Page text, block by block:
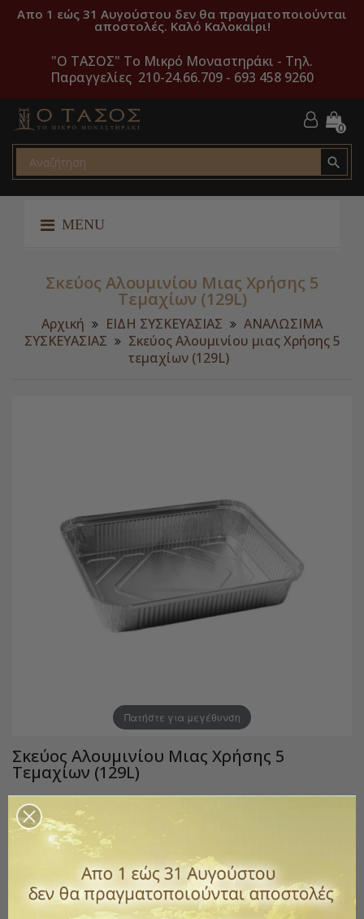
Απο 1 εώς 31 Αυγούστου δεν θα πραγματοποιούνται
αποστολές. Καλό Καλοκαίρι!
"O ΤΑΣΟΣ" Το Μικρό Μοναστηράκι - Τηλ.
Παραγγελίες 210-24.66.709 - 693 458 9260
0

MENU
Σκεύος Αλουμινίου Μιας Χρήσης 5
Τεμαχίων (129L)
Αρχική ΕΙΔΗ ΣΥΣΚΕΥΑΣΙΑΣ
ΑΝΑΛΩΣΙΜΑ
ΣΥΣΚΕΥΑΣΙΑΣ
Σκεύος Αλουμινίου μιας Χρήσης 5
τεμαχίων (129L)
Πατήστε για μεγέθυνση
Σκεύος Αλουμινίου Μιας Χρήσης 5
Τεμαχίων (129L)
Κωδικός 605-coc129L
1,60 €
Ιδανικά για μεταφορά τροφίμων, αλλά και για ψήσιμο σε